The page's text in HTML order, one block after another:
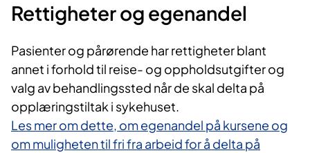
Rettigheter og egenandel
Pasienter og pårørende har rettigheter blant
annet i forhold til reise- og oppholdsutgifter og
valg av behandlingssted når de skal delta på
opplæringstiltak i sykehuset.
Les mer om dette, om egenandel på kursene og
om muligheten til fri fra arbeid for å delta på